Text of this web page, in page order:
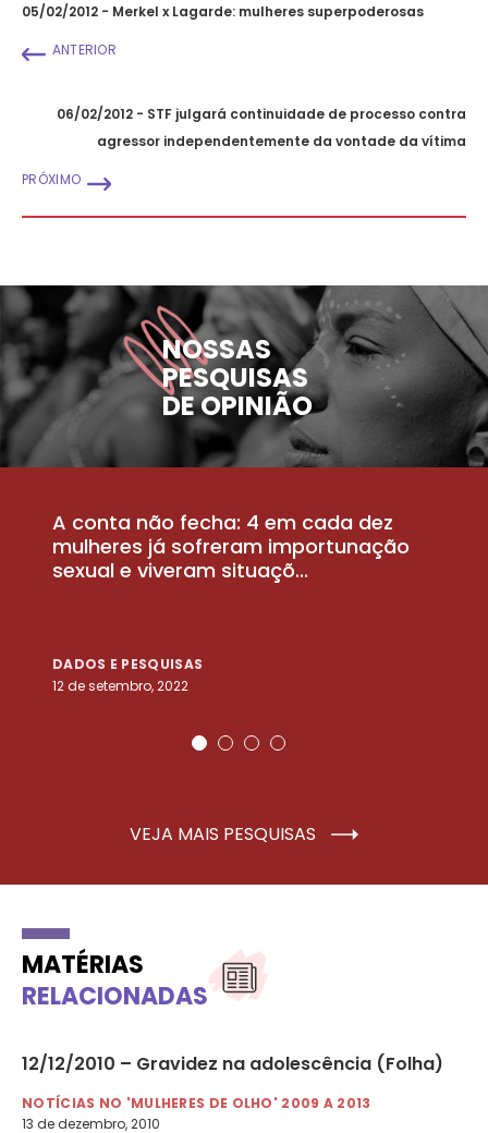
05/02/2012 - Merkel x Lagarde: mulheres superpoderosas
ANTERIOR
06/02/2012 - STF julgará continuidade de processo contra
agressor independentemente da vontade da vítima
PRÓXIMO
NOSSAS
PESQUISAS
DE OPINIÃO
A conta não fecha: 4 em cada dez
mulheres já sofreram importunação
sexual e viveram situaçõ...
DADOS E PESQUISAS
12 de setembro, 2022
VEJA MAIS PESQUISAS
MATÉRIAS
RELACIONADAS
12/12/2010 – Gravidez na adolescência (Folha)
NOTÍCIAS NO 'MULHERES DE OLHO' 2009 A 2013
13 de dezembro, 2010